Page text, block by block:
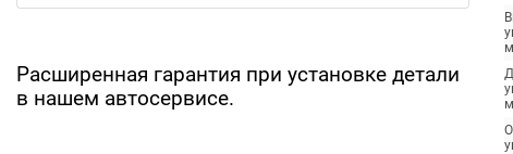
Расширенная гарантия при установке детали
в нашем автосервисе.